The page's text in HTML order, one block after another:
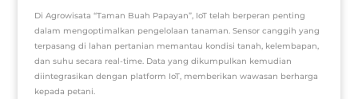
Di Agrowisata “Taman Buah Papayan”, IoT telah berperan penting
dalam mengoptimalkan pengelolaan tanaman. Sensor canggih yang
terpasang di lahan pertanian memantau kondisi tanah, kelembapan,
dan suhu secara real-time. Data yang dikumpulkan kemudian
diintegrasikan dengan platform IoT, memberikan wawasan berharga
kepada petani.